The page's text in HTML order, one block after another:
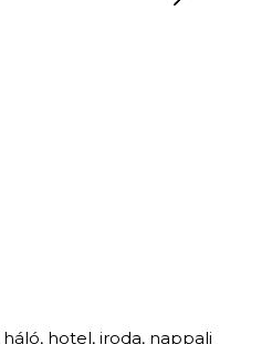
háló, hotel,iroda, nappali